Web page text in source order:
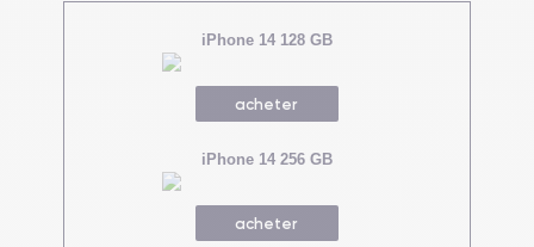
iPhone 14 128 GB
acheter
iPhone 14 256 GB
acheter